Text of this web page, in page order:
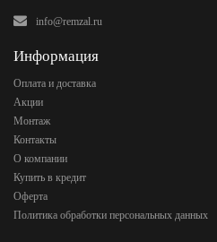
info@remzal.ru
Информация
Оплата и доставка
Акции
Монтаж
Контакты
О компании
Купить в кредит
Оферта
Политика обработки персональных данных